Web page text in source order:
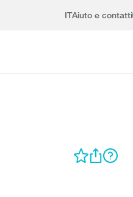
ITAiuto e contatti